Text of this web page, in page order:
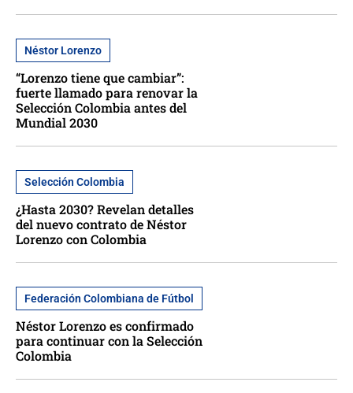
Néstor Lorenzo
“Lorenzo tiene que cambiar”:
fuerte llamado para renovar la
Selección Colombia antes del
Mundial 2030
Selección Colombia
¿Hasta 2030? Revelan detalles
del nuevo contrato de Néstor
Lorenzo con Colombia
Federación Colombiana de Fútbol
Néstor Lorenzo es confirmado
para continuar con la Selección
Colombia